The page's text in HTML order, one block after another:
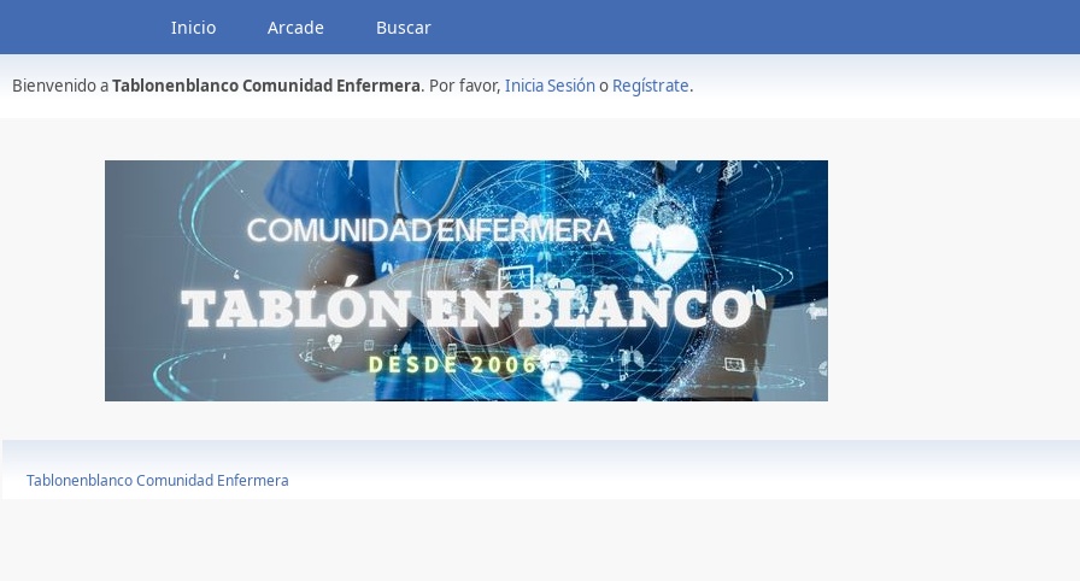
Inicio Arcade Buscar
Bienvenido aTablonenblanco Comunidad Enfermera. Por favor, Inicia Sesióno Regístrate.
Tablonenblanco Comunidad Enfermera